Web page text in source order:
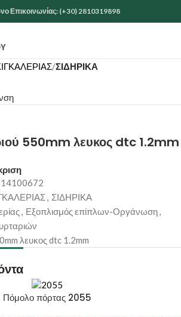
Επικοινωνίας: (+30) 2810319898
ΣΙΔΗΡΙΚΑ
550mm λευκος dtc 1.2mm
14100672
, ΣΙΔΗΡΙΚΑ
, Εξοπλισμός επίπλων-Οργάνωση,
λευκος dtc 1.2mm
Πόμολο πόρτας 2055